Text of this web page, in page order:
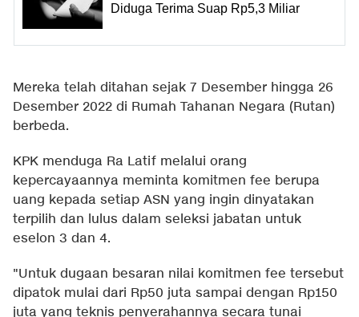
Diduga Terima Suap Rp5,3 Miliar
Mereka telah ditahan sejak 7 Desember hingga 26
Desember 2022 di Rumah Tahanan Negara (Rutan)
berbeda.
KPK menduga Ra Latif melalui orang
kepercayaannya meminta komitmen fee berupa
uang kepada setiap ASN yang ingin dinyatakan
terpilih dan lulus dalam seleksi jabatan untuk
eselon 3 dan 4.
"Untuk dugaan besaran nilai komitmen fee tersebut
dipatok mulai dari Rp50 juta sampai dengan Rp150
juta yang teknis penyerahannya secara tunai